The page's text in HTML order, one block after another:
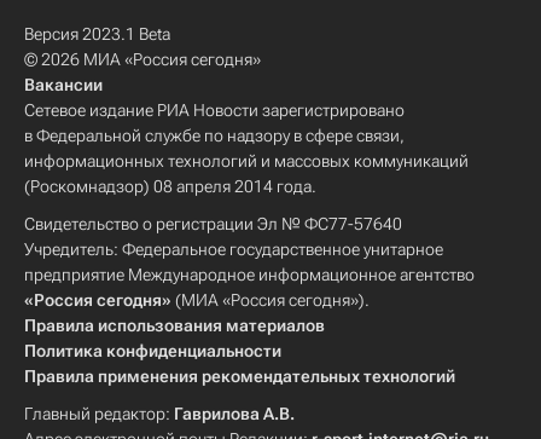
Версия 2023.1 Beta
© 2026 МИА «Россия сегодня»
Вакансии
Сетевое издание РИА Новости зарегистрировано
в Федеральной службе по надзору в сфере связи,
информационных технологий и массовых коммуникаций
(Роскомнадзор) 08 апреля 2014 года.
Свидетельство о регистрации Эл № ФС77-57640
Учредитель: Федеральное государственное унитарное
предприятие Международное информационное агентство
«Россия сегодня» (МИА «Россия сегодня»).
Правила использования материалов
Политика конфиденциальности
Правила применения рекомендательных технологий
Главный редактор: Гаврилова А.В.